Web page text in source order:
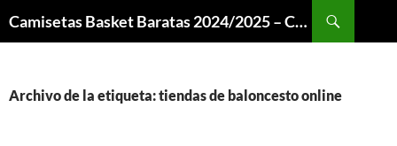
Camisetas Basket Baratas 2024/2025 – Camisetas NBA
Archivo de la etiqueta: tiendas de baloncesto online